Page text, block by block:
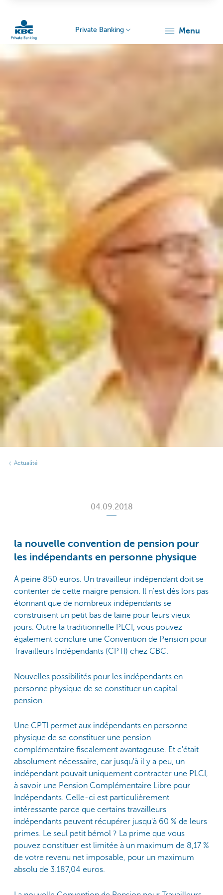
Private Banking menu
Actualité
04.09.2018
la nouvelle convention de pension pour
les indépendants en personne physique
À peine 850 euros. Un travailleur indépendant doit se
contenter de cette maigre pension. Il n'est dès lors pas
étonnant que de nombreux indépendants se
construisent un petit bas de laine pour leurs vieux
jours. Outre la traditionnelle PLCI, vous pouvez
également conclure une Convention de Pension pour
Travailleurs Indépendants (CPTI) chez CBC.
Nouvelles possibilités pour les indépendants en
personne physique de se constituer un capital
pension.
Une CPTI permet aux indépendants en personne
physique de se constituer une pension
complémentaire fiscalement avantageuse. Et c'était
absolument nécessaire, car jusqu'à il y a peu, un
indépendant pouvait uniquement contracter une PLCI,
à savoir une Pension Complémentaire Libre pour
Indépendants. Celle-ci est particulièrement
intéressante parce que certains travailleurs
indépendants peuvent récupérer jusqu'à 60 % de leurs
primes. Le seul petit bémol ? La prime que vous
pouvez constituer est limitée à un maximum de 8,17 %
de votre revenu net imposable, pour un maximum
absolu de 3.187,04 euros.